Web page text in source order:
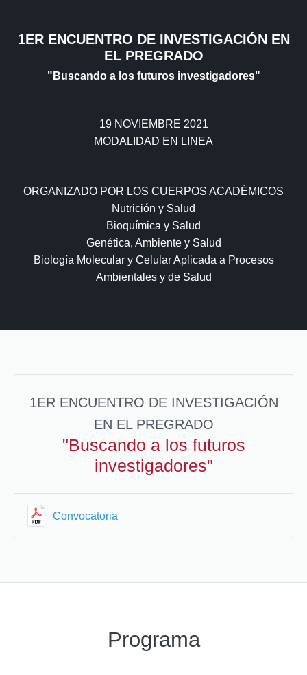
1ER ENCUENTRO DE INVESTIGACIÓN EN
EL PREGRADO
"Buscando a los futuros investigadores"
19 NOVIEMBRE 2021
MODALIDAD EN LINEA
ORGANIZADO POR LOS CUERPOS ACADÉMICOS
Nutrición y Salud
Bioquímica y Salud
Genética, Ambiente y Salud
Biología Molecular y Celular Aplicada a Procesos
Ambientales y de Salud
1ER ENCUENTRO DE INVESTIGACIÓN
EN EL PREGRADO
"Buscando a los futuros
investigadores"
Convocatoria
Programa